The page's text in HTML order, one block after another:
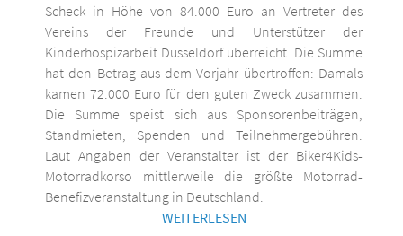
Scheck in Höhe von 84.000 Euro an Vertreter des
Vereins der Freunde und Unterstützer der
Kinderhospizarbeit Düsseldorf überreicht. Die Summe
hat den Betrag aus dem Vorjahr übertroffen: Damals
kamen 72.000 Euro für den guten Zweck zusammen.
Die Summe speist sich aus Sponsorenbeiträgen,
Standmieten, Spenden und Teilnehmergebühren.
Laut Angaben der Veranstalter ist der Biker4Kids-
Motorradkorso mittlerweile die größte Motorrad-
Benefizveranstaltung in Deutschland.
WEITERLESEN